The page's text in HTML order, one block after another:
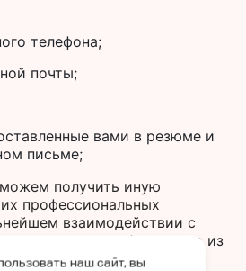
телефона;
почты;
вами в резюме и
письме;
получить иную
профессиональных
взаимодействии с
контактную информацию из
наш сайт, вы